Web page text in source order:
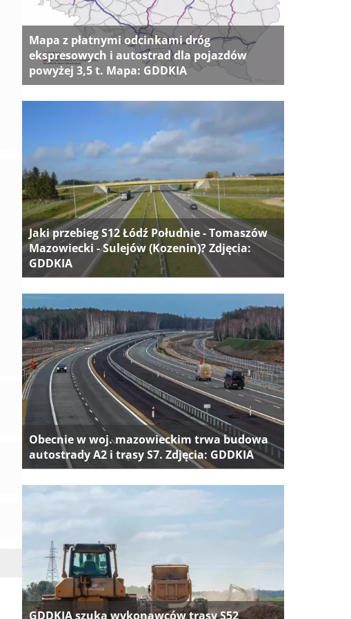
Mapa z płatnymi odcinkami dróg
ekspresowych i autostrad dla pojazdów
powyżej 3,5 t. Mapa: GDDKIA
Jaki przebieg S12 Łódź Południe - Tomaszów
Mazowiecki - Sulejów (Kozenin)? Zdjęcia:
GDDKIA
Obecnie w woj. mazowieckim trwa budowa
autostrady A2 i trasy S7. Zdjęcia: GDDKIA
GDDKIA szuka wykonawców trasy S52